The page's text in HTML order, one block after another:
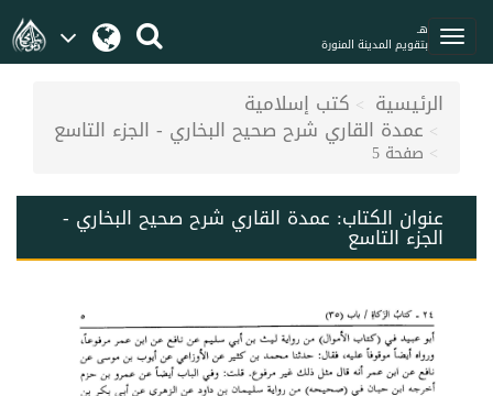
هـ
بتقويم المدينة المنورة
الرئيسية كتب إسلامية
عمدة القاري شرح صحيح البخاري - الجزء التاسع
صفحة 5
عنوان الكتاب: عمدة القاري شرح صحيح البخاري -
الجزء التاسع